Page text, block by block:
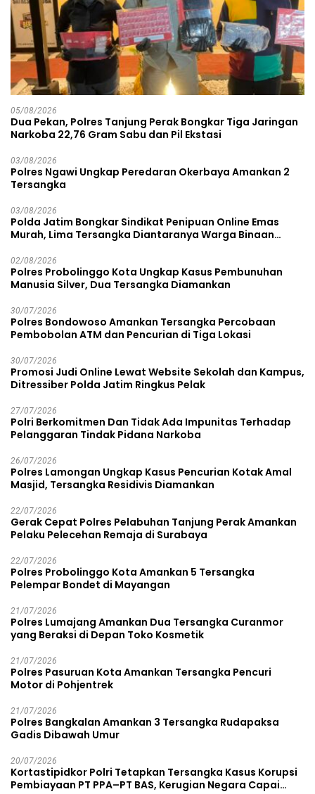
05/08/2026
Dua Pekan, Polres Tanjung Perak Bongkar Tiga Jaringan
Narkoba 22,76 Gram Sabu dan Pil Ekstasi
03/08/2026
Polres Ngawi Ungkap Peredaran Okerbaya Amankan 2
Tersangka
03/08/2026
Polda Jatim Bongkar Sindikat Penipuan Online Emas
Murah, Lima Tersangka Diantaranya Warga Binaan
02/08/2026
Polres Probolinggo Kota Ungkap Kasus Pembunuhan
Manusia Silver, Dua Tersangka Diamankan
30/07/2026
Polres Bondowoso Amankan Tersangka Percobaan
Pembobolan ATM dan Pencurian di Tiga Lokasi
30/07/2026
Promosi Judi Online Lewat Website Sekolah dan Kampus,
Ditressiber Polda Jatim Ringkus Pelak
27/07/2026
Polri Berkomitmen Dan Tidak Ada Impunitas Terhadap
Pelanggaran Tindak Pidana Narkoba
26/07/2026
Polres Lamongan Ungkap Kasus Pencurian Kotak Amal
Masjid, Tersangka Residivis Diamankan
22/07/2026
Gerak Cepat Polres Pelabuhan Tanjung Perak Amankan
Pelaku Pelecehan Remaja di Surabaya
22/07/2026
Polres Probolinggo Kota Amankan 5 Tersangka
Pelempar Bondet di Mayangan
21/07/2026
Polres Lumajang Amankan Dua Tersangka Curanmor
yang Beraksi di Depan Toko Kosmetik
21/07/2026
Polres Pasuruan Kota Amankan Tersangka Pencuri
Motor di Pohjentrek
21/07/2026
Polres Bangkalan Amankan 3 Tersangka Rudapaksa
Gadis Dibawah Umur
20/07/2026
Kortastipidkor Polri Tetapkan Tersangka Kasus Korupsi
Pembiayaan PT PPA–PT BAS, Kerugian Negara Capai